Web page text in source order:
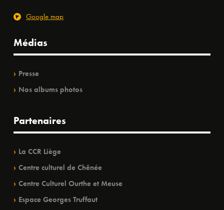
Google map
Médias
Presse
Nos albums photos
Partenaires
La CCR Liège
Centre culturel de Chênée
Centre Culturel Ourthe et Meuse
Espace Georges Truffaut